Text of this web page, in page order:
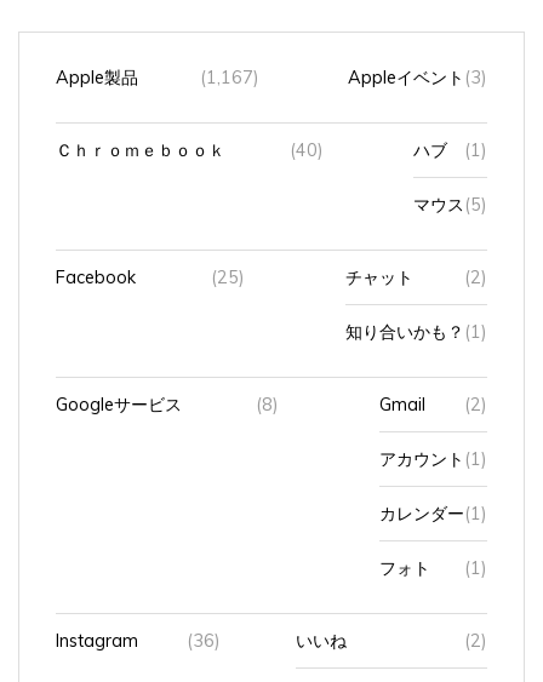
Apple製品 (1,167) Appleイベント (3)
Ｃｈｒｏｍｅｂｏｏｋ (40) ハブ (1)
マウス (5)
Facebook (25) チャット (2)
知り合いかも？ (1)
Googleサービス (8) Gmail (2)
アカウント (1)
カレンダー(1)
フォト (1)
Instagram (36) いいね (2)